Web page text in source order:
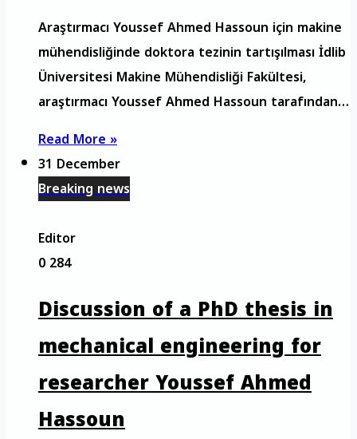
Araştırmacı Youssef Ahmed Hassoun için makine
mühendisliğinde doktora tezinin tartışılması İdlib
Üniversitesi Makine Mühendisliği Fakültesi,
araştırmacı Youssef Ahmed Hassoun tarafından…
Read More »
31 December
Breaking news
Editor
0284
Discussion of a PhD thesis in
mechanical engineering for
researcher Youssef Ahmed
Hassoun